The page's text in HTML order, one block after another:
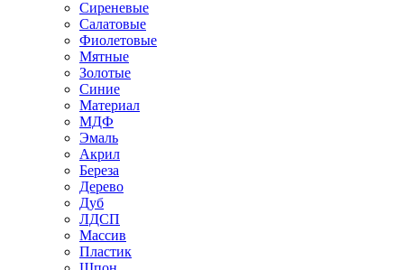
Сиреневые
Салатовые
Фиолетовые
Мятные
Золотые
Синие
Материал
МДФ
Эмаль
Акрил
Береза
Дерево
Дуб
ЛДСП
Массив
Пластик